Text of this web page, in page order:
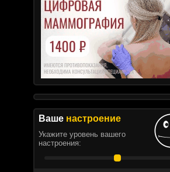
Ваше настроение
Укажите уровень вашего
настроения: